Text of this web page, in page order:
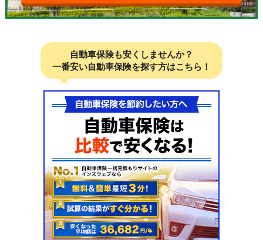
自動車保険も安くしませんか？
一番安い自動車保険を探す方はこちら！